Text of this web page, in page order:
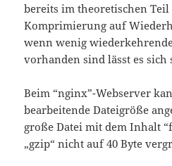
bereits im theoretischen Teil
Komprimierung auf
wenn wenig
vorhanden sind lässt es
Beim “nginx”-Webserver
bearbeitende Dateigröße
große Datei mit dem Inhalt
„gzip“ nicht auf 40 Byte